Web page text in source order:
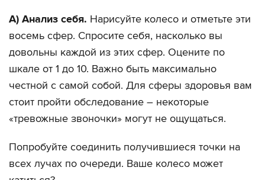
А) Анализ себя. Нарисуйте колесо и отметьте эти
восемь сфер. Спросите себя, насколько вы
довольны каждой из этих сфер. Оцените по
шкале от 1 до 10. Важно быть максимально
честной с самой собой. Для сферы здоровья вам
стоит пройти обследование – некоторые
«тревожные звоночки» могут не ощущаться.
Попробуйте соединить получившиеся точки на
всех лучах по очереди. Ваше колесо может